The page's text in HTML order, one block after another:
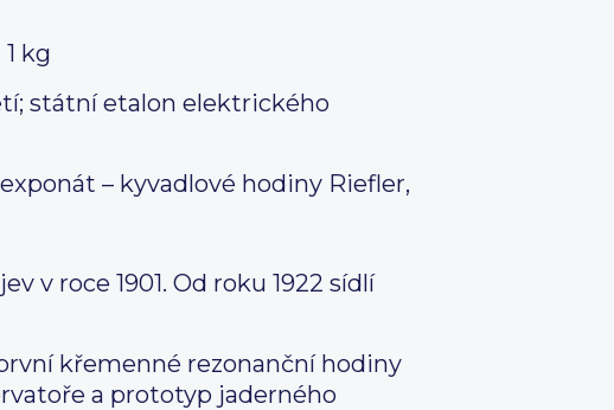
kg
státní etalon elektrického
– kyvadlové hodiny Riefler,
roce 1901. Od roku 1922 sídlí
křemenné rezonanční hodiny
a prototyp jaderného